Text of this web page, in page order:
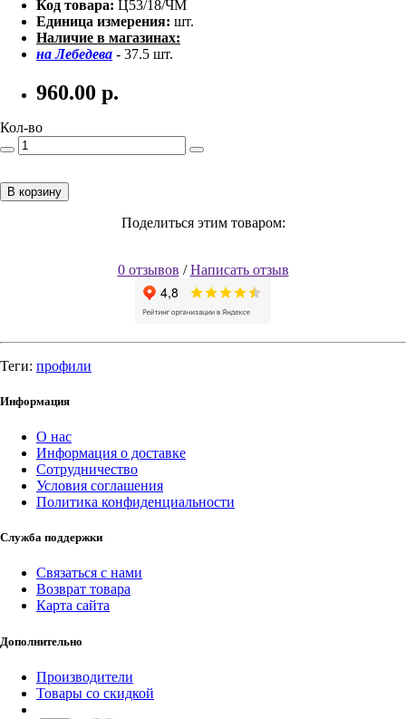
Код товара: Ц53/18/ЧМ
Единица измерения: шт.
Наличие в магазинах:
на Лебедева - 37.5 шт.
960.00 р.
Кол-во
В корзину
Поделиться этим товаром:
0 отзывов /Написать отзыв
Теги: профили
Информация
О нас
Информация о доставке
Сотрудничество
Условия соглашения
Политика конфиденциальности
Служба поддержки
Связаться с нами
Возврат товара
Карта сайта
Дополнительно
Производители
Товары со скидкой